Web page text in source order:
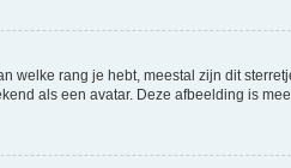
rang je hebt, meestal zijn dit
als een avatar. Deze afbeelding is